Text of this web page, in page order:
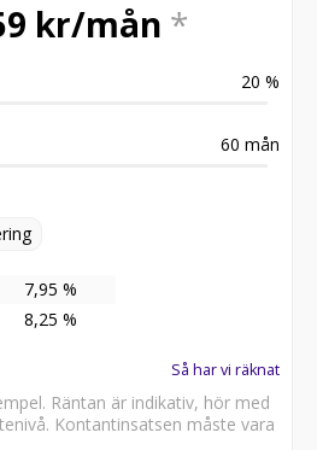
kr/mån *
20 %
60 mån
7,95 %
8,25 %
Så har vi räknat
Räntan är indikativ, hör med
Kontantinsatsen måste vara